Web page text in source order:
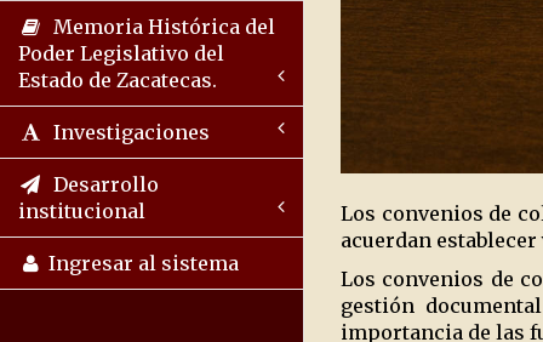
Memoria Histórica del
Poder Legislativo del
Estado de Zacatecas.
Investigaciones
Desarrollo
institucional
Ingresar al sistema
Los convenios de
acuerdan
Los convenios de
gestión
importancia de las